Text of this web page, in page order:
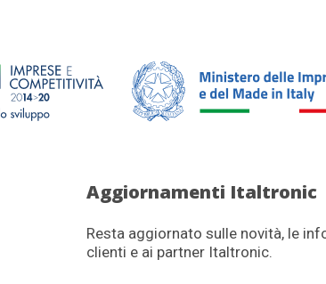
Aggiornamenti Italtronic
Resta aggiornato sulle novità, le
clienti e ai partner Italtronic.